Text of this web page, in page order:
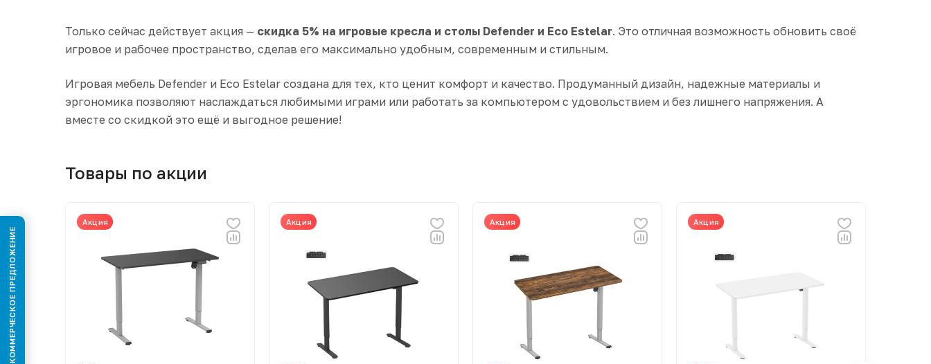
Только сейчас действует акция — скидка 5% на игровые кресла и столы Defender и Eco Estelar. Это отличная возможность обновить своё
игровое и рабочее пространство, сделав его максимально удобным, современным и стильным.
Игровая мебель Defender и Eco Estelar создана для тех, кто ценит комфорт и качество. Продуманный дизайн, надежные материалы и
эргономика позволяют наслаждаться любимыми играми или работать за компьютером с удовольствием и без лишнего напряжения. А
вместе со скидкой это ещё и выгодное решение!
Товары по акции
Акция Акция Акция Акция
КОММЕРЧЕСКОЕ ПРЕДЛОЖЕНИЕ